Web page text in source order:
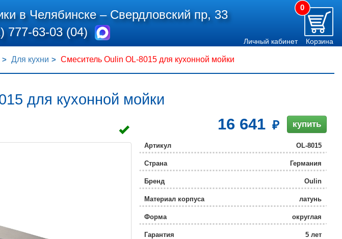
в Челябинске –Свердловский пр, 33
777-63-03 (04)
0
Личный кабинет Корзина
Для кухни Смеситель Oulin OL-8015 для кухонной мойки
для кухонной мойки
16 641 купить
Артикул OL-8015
Страна Германия
Бренд Oulin
Материал корпуса латунь
Форма округлая
Гарантия 5 лет